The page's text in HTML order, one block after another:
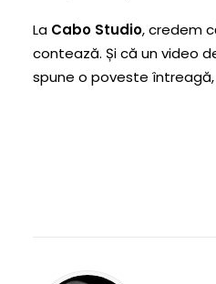
La Cabo Studio, credem
contează. Și că un video
spune o poveste